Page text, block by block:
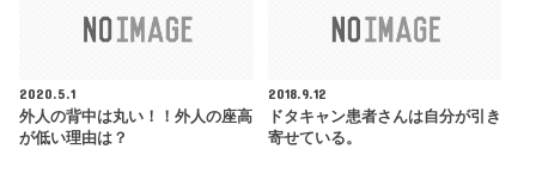
2020.5.1
外人の背中は丸い！！外人の座高
が低い理由は？
2018.9.12
ドタキャン患者さんは自分が引き
寄せている。